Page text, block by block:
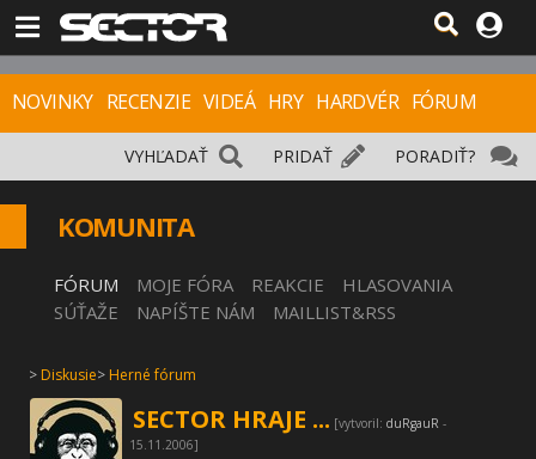
NOVINKY RECENZIE VIDEÁ HRY HARDVÉR FÓRUM
PORADIŤ?
PRIDAŤ
VYHĽADAŤ
KOMUNITA
FÓRUM MOJE FÓRA REAKCIE
HLASOVANIA
SÚŤAŽE
NAPÍŠTE NÁM MAILLIST&RSS
> Diskusie> Herné fórum
SECTOR HRAJE ... [vytvoril: duRgauR -
15.11.2006]